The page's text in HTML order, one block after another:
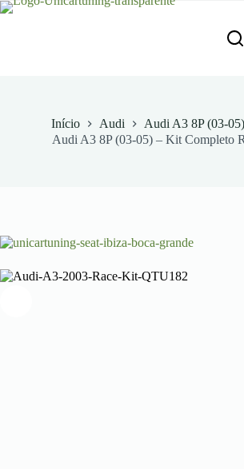
Pular
Início Audi
Audi A3 8P (03-05)
Audi A3 8P (03-05) – Kit Completo